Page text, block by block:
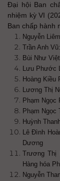
Đại hội Ban
nhiệm kỳ VI
Ban chấp hành
Nguyễn
Trần Anh
Bùi Như
Lưu Phước
Hoàng Kiều
Lương Thị
Phạm Ngọc
Phạm Ngọc
Huỳnh
Lê Đình
Dương
Trương Thị
Hàng hóa
Nguyễn